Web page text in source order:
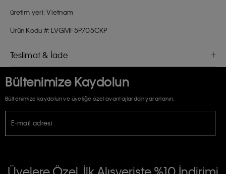
üretim yeri: Vietnam
Ürün Kodu #: LVGMF5P705CKP
Teslimat & İade
Bültenimize Kaydolun
Bültenimize kaydolun ve üyeliğe özel avantajlardan yararlanın.
E-mail adresi
E-Bülten
İŞLENMESİ HAKKINDA AÇIK RIZA VE ONAY METNİ